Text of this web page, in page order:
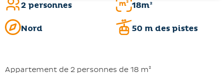
2 personnes 18m²
Nord 50 m des pistes
Appartement de 2 personnes de 18 m²